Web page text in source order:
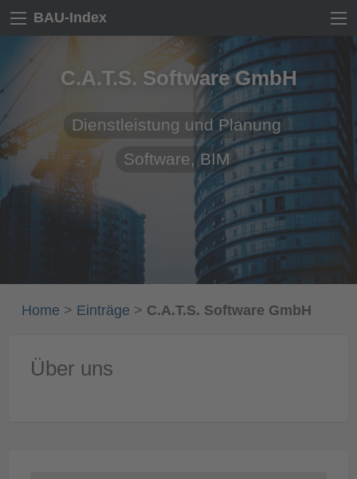
BAU-Index
C.A.T.S. Software GmbH
Dienstleistung und Planung
Software, BIM
Home > Einträge > C.A.T.S. Software GmbH
Über uns